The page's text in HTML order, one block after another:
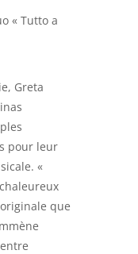
« Tutto a
Greta
pour leur
«
que